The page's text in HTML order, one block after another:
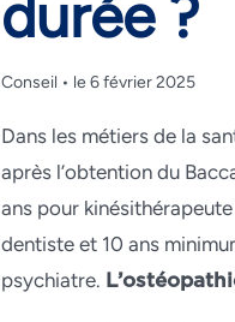
durée ?
Conseil • le 6 février 2025
Dans les métiers de la
après l’obtention du
ans pour
dentiste et 10 ans
psychiatre. L’